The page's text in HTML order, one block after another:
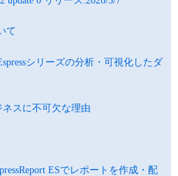
て
シリーズの分析・可視化したダ
スに不可欠な理由
ESでレポートを作成・配